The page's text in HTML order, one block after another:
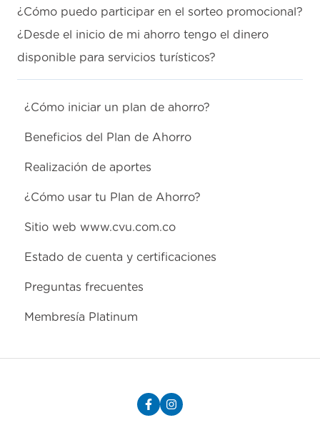
¿Cómo puedo participar en el sorteo promocional?
¿Desde el inicio de mi ahorro tengo el dinero
disponible para servicios turísticos?
¿Cómo iniciar un plan de ahorro?
Beneficios del Plan de Ahorro
Realización de aportes
¿Cómo usar tu Plan de Ahorro?
Sitio web www.cvu.com.co
Estado de cuenta y certificaciones
Preguntas frecuentes
Membresía Platinum